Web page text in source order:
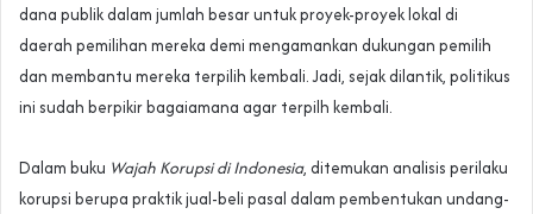
dana publik dalam jumlah besar untuk proyek-proyek lokal di
daerah pemilihan mereka demi mengamankan dukungan pemilih
dan membantu mereka terpilih kembali. Jadi, sejak dilantik, politikus
ini sudah berpikir bagaiamana agar terpilh kembali.
Dalam buku Wajah Korupsi di Indonesia, ditemukan analisis perilaku
korupsi berupa praktik jual-beli pasal dalam pembentukan undang-